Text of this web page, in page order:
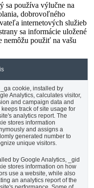
sa používa výlučne na
dobrovoľného
internetových služieb
sa informácie uložené
nemôžu použiť na vašu
cookie, installed by
Analytics, calculates visitor,
and campaign data and
keeps track of site usage for
analytics report. The
stores information
and assigns a
generated number to
unique visitors.
by Google Analytics, _gid
stores information on how
use a website, while also
an analytics report of the